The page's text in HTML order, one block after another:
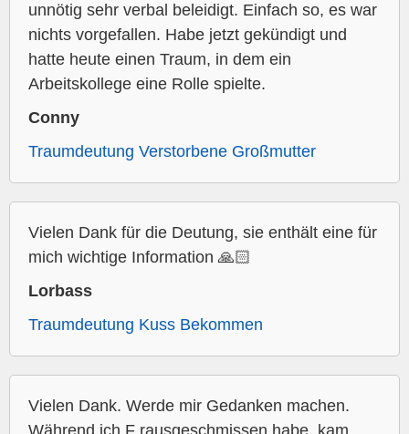
unnötig sehr verbal beleidigt. Einfach so, es war
nichts vorgefallen. Habe jetzt gekündigt und
hatte heute einen Traum, in dem ein
Arbeitskollege eine Rolle spielte.
Conny
Traumdeutung Verstorbene Großmutter
Vielen Dank für die Deutung, sie enthält eine für
mich wichtige Information 🙏🏻
Lorbass
Traumdeutung Kuss Bekommen
Vielen Dank. Werde mir Gedanken machen.